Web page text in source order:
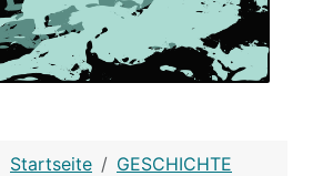
Startseite
GESCHICHTE